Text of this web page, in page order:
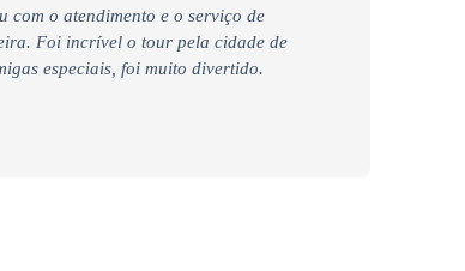
com o atendimento e o serviço de
Foi incrível o tour pela cidade de
especiais, foi muito divertido.